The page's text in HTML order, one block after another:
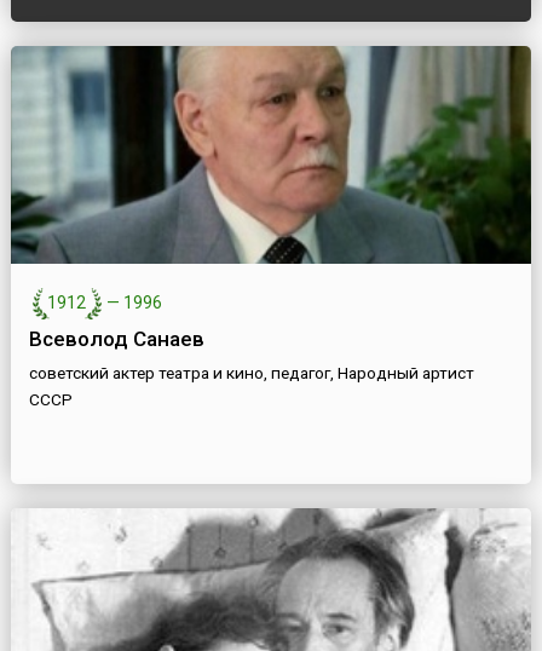
1912 — 1996
Всеволод Санаев
советский актер театра и кино, педагог, Народный артист
СССР